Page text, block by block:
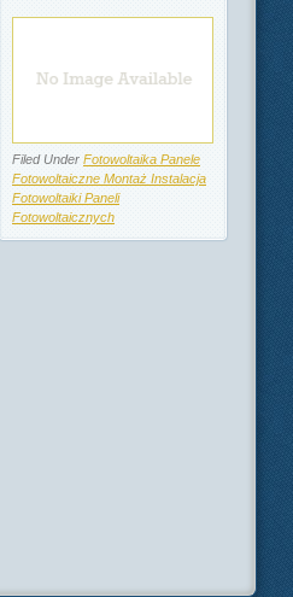
Filed Under Fotowoltaika Panele
Fotowoltaiczne Montaż Instalacja
Fotowoltaiki Paneli
Fotowoltaicznych